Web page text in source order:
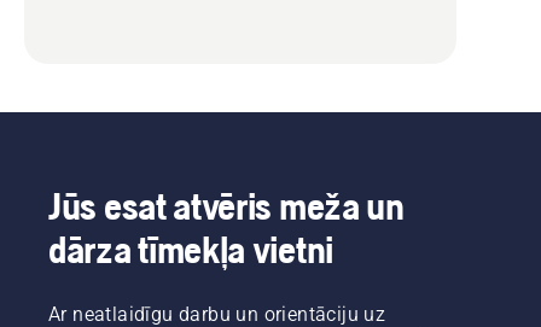
Jūs esat atvēris meža un
dārza tīmekļa vietni
Ar neatlaidīgu darbu un orientāciju uz